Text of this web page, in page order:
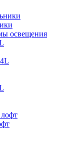
освещения